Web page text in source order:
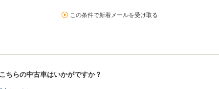
この条件で新着メールを受け取る
ちらの中古車はいかがですか？